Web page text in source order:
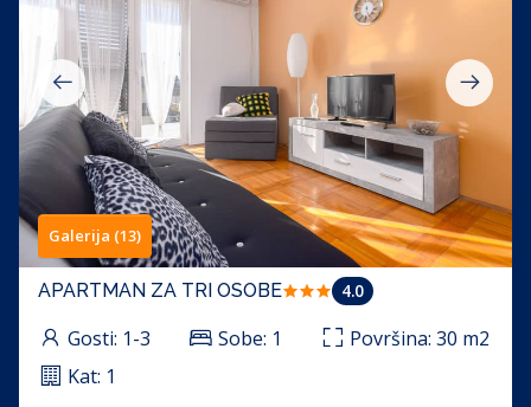
Galerija (13)
APARTMAN ZA TRI OSOBE 4.0
Gosti: 1-3 Sobe: 1 Površina: 30 m2
Kat: 1